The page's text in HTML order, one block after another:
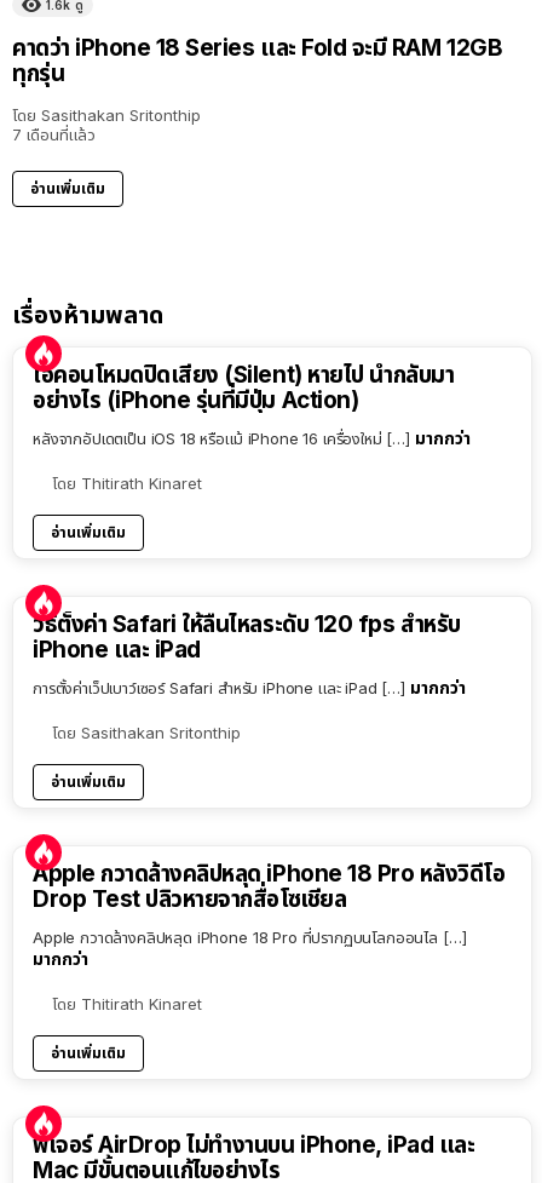
1.6k ดู
คาดว่า iPhone 18 Series และ Fold จะมี RAM 12GB
ทุกรุ่น
โดย Sasithakan Sritonthip
7 เดือนที่แล้ว
อ่านเพิ่มเติม
เรื่องห้ามพลาด
ไอคอนโหมดปิดเสียง (Silent) หายไป นำกลับมา
อย่างไร (iPhone รุ่นที่มีปุ่ม Action)
หลังจากอัปเดตเป็น iOS 18 หรือแม้ iPhone 16 เครื่องใหม่ […] มากกว่า
โดย Thitirath Kinaret
อ่านเพิ่มเติม
วิธีตั้งค่า Safari ให้ลื่นไหลระดับ 120 fps สำหรับ
iPhone และ iPad
การตั้งค่าเว็ปเบาว์เซอร์ Safari สำหรับ iPhone และ iPad […] มากกว่า
โดย Sasithakan Sritonthip
อ่านเพิ่มเติม
Apple กวาดล้างคลิปหลุด iPhone 18 Pro หลังวิดีโอ
Drop Test ปลิวหายจากสื่อโซเชียล
Apple กวาดล้างคลิปหลุด iPhone 18 Pro ที่ปรากฏบนโลกออนไล […]
มากกว่า
โดย Thitirath Kinaret
อ่านเพิ่มเติม
ฟีเจอร์ AirDrop ไม่ทำงานบน iPhone, iPad และ
Mac มีขั้นตอนแก้ไขอย่างไร